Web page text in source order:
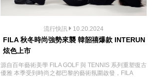
流行快訊 10.20.2024
FILA 秋冬時尚強勢來襲 韓韶禧爆款 INTERUN
炫色上市
源自百年藝術美學 FILA GOLF 與 TENNIS 系列重塑復古
優雅 本季受到時尚之都巴黎的藝術氛圍啟發，FILA